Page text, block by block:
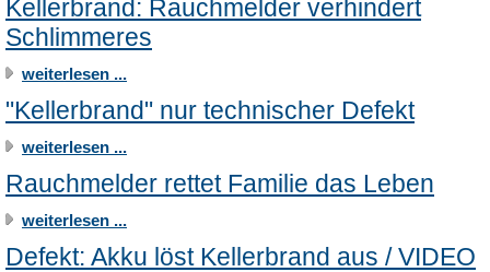
Kellerbrand: Rauchmelder verhindert
Schlimmeres
weiterlesen ...
"Kellerbrand" nur technischer Defekt
weiterlesen ...
Rauchmelder rettet Familie das Leben
weiterlesen ...
Defekt: Akku löst Kellerbrand aus / VIDEO